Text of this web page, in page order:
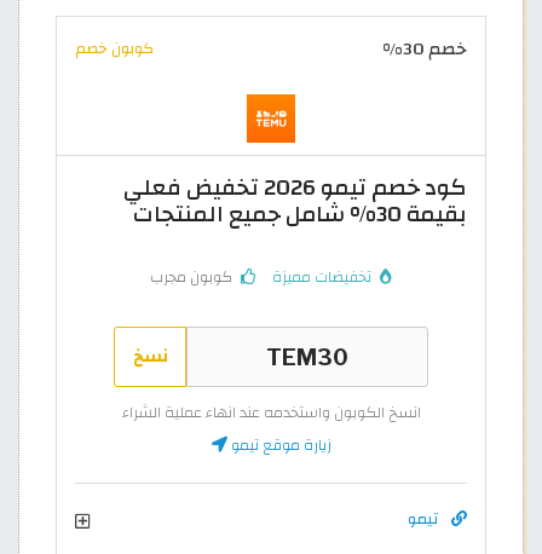
خصم 30% كوبون خصم
كود خصم تيمو 2026 تخفيض فعلي
بقيمة 30% شامل جميع المنتجات
تخفيضات مميزة كوبون مجرب
نسخ
انسخ الكوبون واستخدمه عند انهاء عملية الشراء
زيارة موقع تيمو
تيمو